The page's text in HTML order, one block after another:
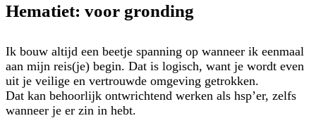
Hematiet: voor gronding
Ik bouw altijd een beetje spanning op wanneer ik eenmaal
aan mijn reis(je) begin. Dat is logisch, want je wordt even
uit je veilige en vertrouwde omgeving getrokken.
Dat kan behoorlijk ontwrichtend werken als hsp’er, zelfs
wanneer je er zin in hebt.